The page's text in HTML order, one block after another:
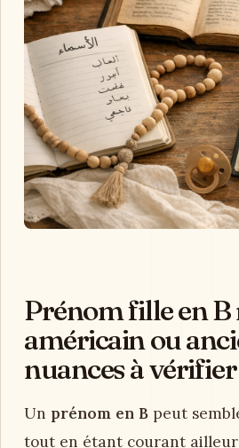
Prénom fille en B
américain ou
nuances à vérifier
Un prénom en B peut
tout en étant courant